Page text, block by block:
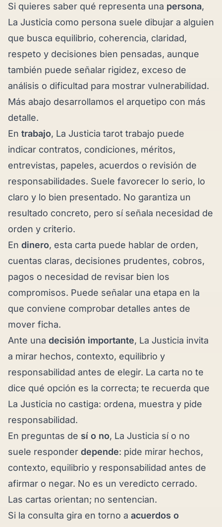
Si quieres saber qué representa una persona,
La Justicia como persona suele dibujar a alguien
que busca equilibrio, coherencia, claridad,
respeto y decisiones bien pensadas, aunque
también puede señalar rigidez, exceso de
análisis o dificultad para mostrar vulnerabilidad.
Más abajo desarrollamos el arquetipo con más
detalle.
En trabajo, La Justicia tarot trabajo puede
indicar contratos, condiciones, méritos,
entrevistas, papeles, acuerdos o revisión de
responsabilidades. Suele favorecer lo serio, lo
claro y lo bien presentado. No garantiza un
resultado concreto, pero sí señala necesidad de
orden y criterio.
En dinero, esta carta puede hablar de orden,
cuentas claras, decisiones prudentes, cobros,
pagos o necesidad de revisar bien los
compromisos. Puede señalar una etapa en la
que conviene comprobar detalles antes de
mover ficha.
Ante una decisión importante, La Justicia invita
a mirar hechos, contexto, equilibrio y
responsabilidad antes de elegir. La carta no te
dice qué opción es la correcta; te recuerda que
La Justicia no castiga: ordena, muestra y pide
responsabilidad.
En preguntas de sí o no, La Justicia sí o no
suele responder depende: pide mirar hechos,
contexto, equilibrio y responsabilidad antes de
afirmar o negar. No es un veredicto cerrado.
Las cartas orientan; no sentencian.
Si la consulta gira en torno a acuerdos o